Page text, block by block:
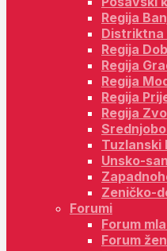
Regija
Distriktna
Regija
Regija
Regija
Regija
Regija
Tuzlanski
Unsko-
Zeničko-
Forumi
Forum
Forum